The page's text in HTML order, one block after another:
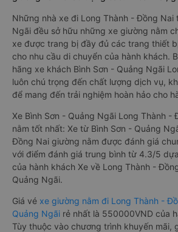
Những nhà xe đi Long Thành - Đồng Nai
Ngãi đều sở hữu những xe giường nằm
xe được trang bị đầy đủ các trang thiết
cho nhu cầu di chuyển của hành khách.
hãng xe khách Bình Sơn - Quảng Ngãi
luôn chú trọng đến chất lượng dịch vụ,
để mang đến trải nghiệm hoàn hảo cho
Xe Bình Sơn - Quảng Ngãi Long Thành -
nằm tốt nhất: Xe từ Bình Sơn - Quảng
Đồng Nai giường nằm được đánh giá
với điểm đánh giá trung bình từ 4.3/5
của hành khách Xe về Long Thành -
Quảng Ngãi.
Giá vé xe giường nằm đi Long Thành -
Quảng Ngãi rẻ nhất là 550000VND của
Tùy thuộc vào chương trình khuyến mãi,